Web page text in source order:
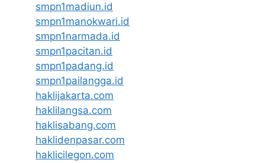
smpn1madiun.id
smpn1manokwari.id
smpn1narmada.id
smpn1pacitan.id
smpn1padang.id
smpn1pailangga.id
haklijakarta.com
haklilangsa.com
haklisabang.com
haklidenpasar.com
haklicilegon.com